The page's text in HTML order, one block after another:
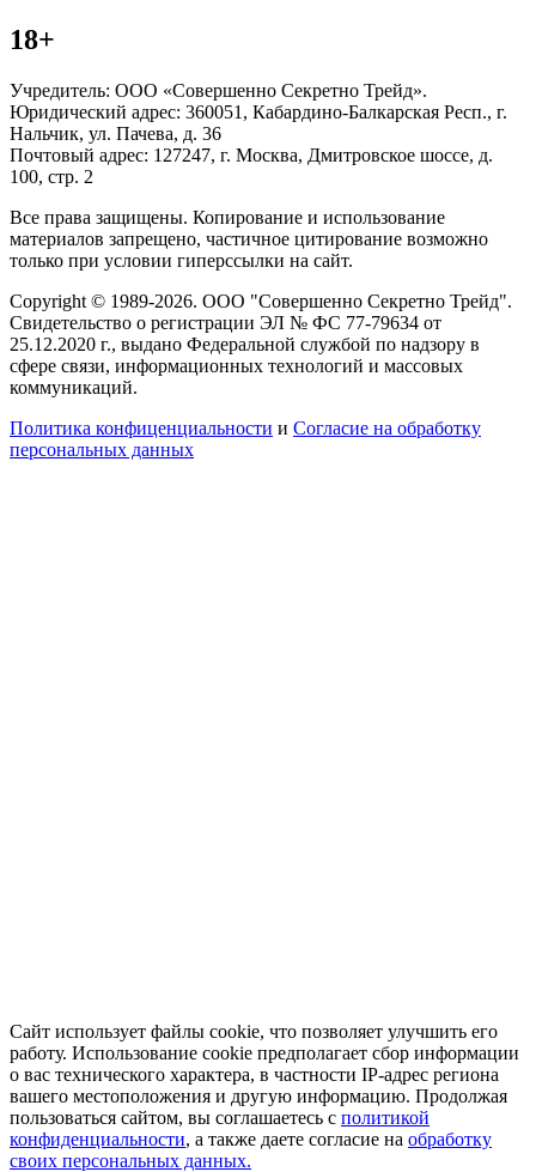
18+
Учредитель: ООО «Совершенно Секретно Трейд».
Юридический адрес: 360051, Кабардино-Балкарская Респ., г.
Нальчик, ул. Пачева, д. 36
Почтовый адрес: 127247, г. Москва, Дмитровское шоссе, д.
100, стр. 2
Все права защищены. Копирование и использование
материалов запрещено, частичное цитирование возможно
только при условии гиперссылки на сайт.
Copyright © 1989-2026. ООО "Совершенно Секретно Трейд".
Свидетельство о регистрации ЭЛ № ФС 77-79634 от
25.12.2020 г., выдано Федеральной службой по надзору в
сфере связи, информационных технологий и массовых
коммуникаций.
Политика конфиценциальности и Согласие на обработку
персональных данных
Сайт использует файлы cookie, что позволяет улучшить его
работу. Использование cookie предполагает сбор информации
о вас технического характера, в частности IP-адрес региона
вашего местоположения и другую информацию. Продолжая
пользоваться сайтом, вы соглашаетесь с политикой
конфиденциальности, а также даете согласие на обработку
своих персональных данных.